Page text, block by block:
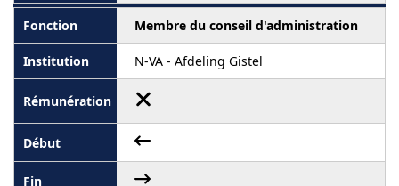
Membre du conseil d'administration
N-VA - Afdeling Gistel